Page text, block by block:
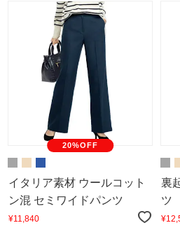
20%OFF
イタリア素材 ウールコット
ン混 セミワイドパンツ
¥11,840
裏
ツ